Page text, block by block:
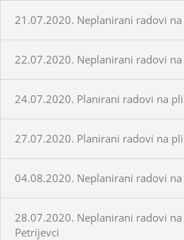
21.07.2020. Neplanirani radovi
22.07.2020. Neplanirani radovi
24.07.2020. Planirani radovi na
27.07.2020. Planirani radovi na
04.08.2020. Neplanirani radovi
28.07.2020. Neplanirani radovi
Petrijevci